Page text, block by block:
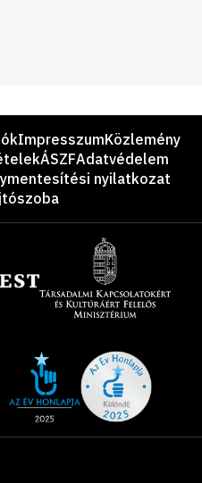
ImpresszumKözlemény
ÁSZFAdatvédelem
nyilatkozat